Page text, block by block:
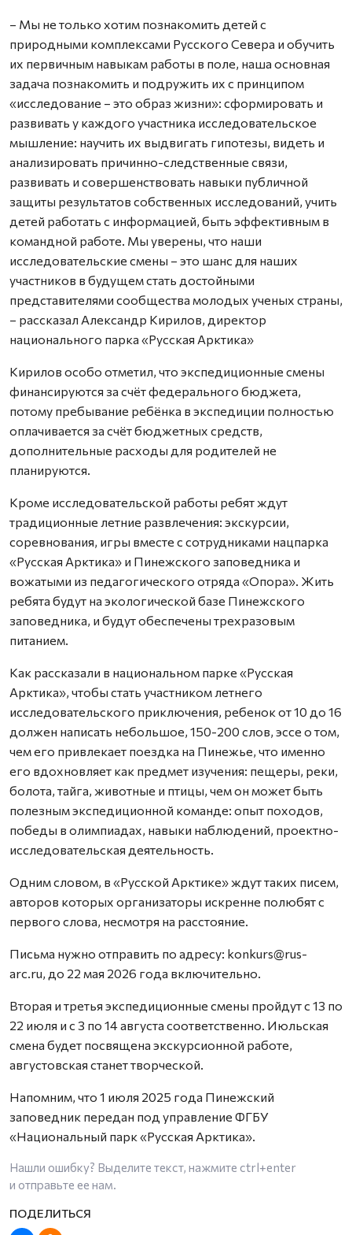
– Мы не только хотим познакомить детей с
природными комплексами Русского Севера и обучить
их первичным навыкам работы в поле, наша основная
задача познакомить и подружить их с принципом
«исследование – это образ жизни»: сформировать и
развивать у каждого участника исследовательское
мышление: научить их выдвигать гипотезы, видеть и
анализировать причинно-следственные связи,
развивать и совершенствовать навыки публичной
защиты результатов собственных исследований, учить
детей работать с информацией, быть эффективным в
командной работе. Мы уверены, что наши
исследовательские смены – это шанс для наших
участников в будущем стать достойными
представителями сообщества молодых ученых страны,
– рассказал Александр Кирилов, директор
национального парка «Русская Арктика»
Кирилов особо отметил, что экспедиционные смены
финансируются за счёт федерального бюджета,
потому пребывание ребёнка в экспедиции полностью
оплачивается за счёт бюджетных средств,
дополнительные расходы для родителей не
планируются.
Кроме исследовательской работы ребят ждут
традиционные летние развлечения: экскурсии,
соревнования, игры вместе с сотрудниками нацпарка
«Русская Арктика» и Пинежского заповедника и
вожатыми из педагогического отряда «Опора». Жить
ребята будут на экологической базе Пинежского
заповедника, и будут обеспечены трехразовым
питанием.
Как рассказали в национальном парке «Русская
Арктика», чтобы стать участником летнего
исследовательского приключения, ребенок от 10 до 16
должен написать небольшое, 150-200 слов, эссе о том,
чем его привлекает поездка на Пинежье, что именно
его вдохновляет как предмет изучения: пещеры, реки,
болота, тайга, животные и птицы, чем он может быть
полезным экспедиционной команде: опыт походов,
победы в олимпиадах, навыки наблюдений, проектно-
исследовательская деятельность.
Одним словом, в «Русской Арктике» ждут таких писем,
авторов которых организаторы искренне полюбят с
первого слова, несмотря на расстояние.
Письма нужно отправить по адресу: konkurs@rus-
arc.ru, до 22 мая 2026 года включительно.
Вторая и третья экспедиционные смены пройдут с 13 по
22 июля и с 3 по 14 августа соответственно. Июльская
смена будет посвящена экскурсионной работе,
августовская станет творческой.
Напомним, что 1 июля 2025 года Пинежский
заповедник передан под управление ФГБУ
«Национальный парк «Русская Арктика».
Нашли ошибку? Выделите текст, нажмите ctrl+enter
и отправьте ее нам.